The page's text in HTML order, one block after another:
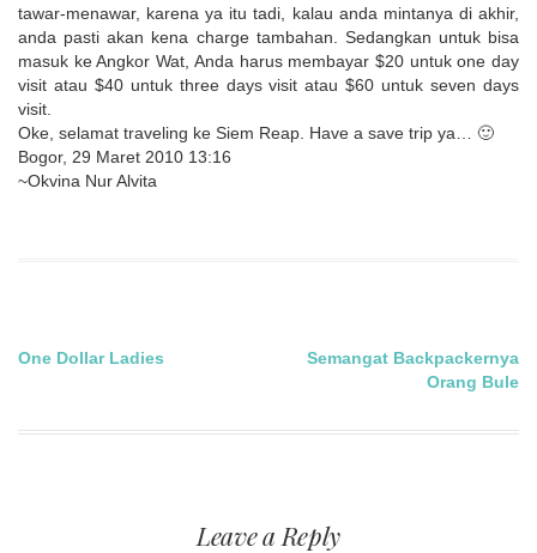
tawar-menawar, karena ya itu tadi, kalau anda mintanya di akhir,
anda pasti akan kena charge tambahan. Sedangkan untuk bisa
masuk ke Angkor Wat, Anda harus membayar $20 untuk one day
visit atau $40 untuk three days visit atau $60 untuk seven days
visit.
Oke, selamat traveling ke Siem Reap. Have a save trip ya… 🙂
Bogor, 29 Maret 2010 13:16
~Okvina Nur Alvita
Post
navigation
One Dollar Ladies
Semangat Backpackernya
Orang Bule
Leave a Reply